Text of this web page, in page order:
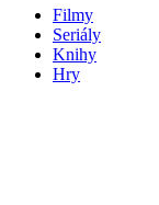
Filmy
Seriály
Knihy
Hry